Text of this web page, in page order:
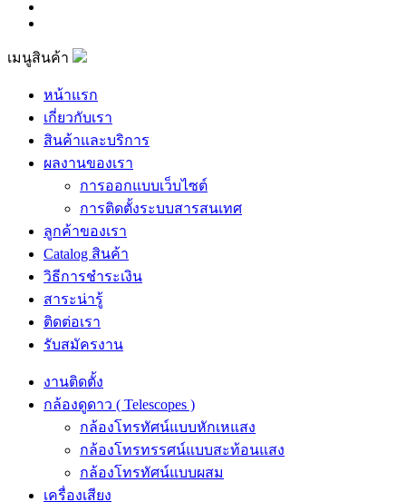
เมนูสินค้า
หน้าแรก
เกี่ยวกับเรา
สินค้าและบริการ
ผลงานของเรา
การออกแบบเว็บไซต์
การติดตั้งระบบสารสนเทศ
ลูกค้าของเรา
Catalog สินค้า
วิธีการชำระเงิน
สาระน่ารู้
ติดต่อเรา
รับสมัครงาน
งานติดตั้ง
กล้องดูดาว ( Telescopes )
กล้องโทรทัศน์แบบหักเหแสง
กล้องโทรทรรศน์แบบสะท้อนแสง
กล้องโทรทัศน์แบบผสม
เครื่องเสียง